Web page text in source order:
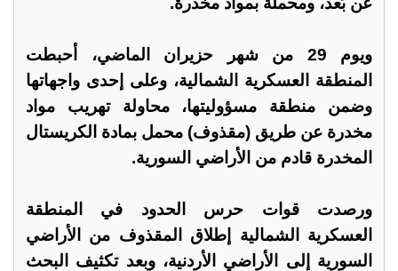
ويوم 29 من شهر حزيران الماضي، أحبطت
المنطقة العسكرية الشمالية، وعلى إحدى واجهاتها
وضمن منطقة مسؤوليتها، محاولة تهريب مواد
مخدرة عن طريق (مقذوف) محمل بمادة الكريستال
المخدرة قادم من الأراضي السورية.
ورصدت قوات حرس الحدود في المنطقة
العسكرية الشمالية إطلاق المقذوف من الأراضي
السورية إلى الأراضي الأردنية، وبعد تكثيف البحث